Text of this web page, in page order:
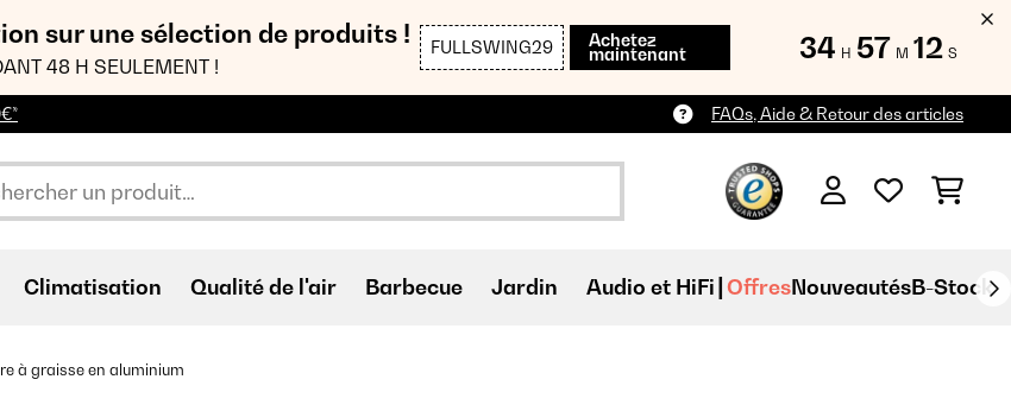
sur une sélection de produits !
48 H SEULEMENT !
FULLSWING29 Achetez
maintenant 34 H 57 M 12 S
FAQs, Aide & Retour des articles
Climatisation Qualité de l'air Barbecue Jardin Audio et HiFi OffresNouveautésB-Stock
à graisse en aluminium